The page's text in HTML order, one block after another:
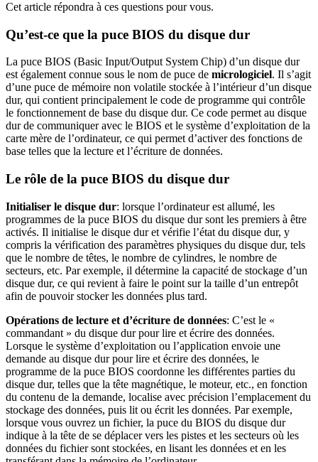
Cet article répondra à ces questions pour vous.
Qu’est-ce que la puce BIOS du disque dur
La puce BIOS (Basic Input/Output System Chip) d’un disque dur
est également connue sous le nom de puce de micrologiciel. Il s’agit
d’une puce de mémoire non volatile stockée à l’intérieur d’un disque
dur, qui contient principalement le code de programme qui contrôle
le fonctionnement de base du disque dur. Ce code permet au disque
dur de communiquer avec le BIOS et le système d’exploitation de la
carte mère de l’ordinateur, ce qui permet d’activer des fonctions de
base telles que la lecture et l’écriture de données.
Le rôle de la puce BIOS du disque dur
Initialiser le disque dur: lorsque l’ordinateur est allumé, les
programmes de la puce BIOS du disque dur sont les premiers à être
activés. Il initialise le disque dur et vérifie l’état du disque dur, y
compris la vérification des paramètres physiques du disque dur, tels
que le nombre de têtes, le nombre de cylindres, le nombre de
secteurs, etc. Par exemple, il détermine la capacité de stockage d’un
disque dur, ce qui revient à faire le point sur la taille d’un entrepôt
afin de pouvoir stocker les données plus tard.
Opérations de lecture et d’écriture de données: C’est le «
commandant » du disque dur pour lire et écrire des données.
Lorsque le système d’exploitation ou l’application envoie une
demande au disque dur pour lire et écrire des données, le
programme de la puce BIOS coordonne les différentes parties du
disque dur, telles que la tête magnétique, le moteur, etc., en fonction
du contenu de la demande, localise avec précision l’emplacement du
stockage des données, puis lit ou écrit les données. Par exemple,
lorsque vous ouvrez un fichier, la puce du BIOS du disque dur
indique à la tête de se déplacer vers les pistes et les secteurs où les
données du fichier sont stockées, en lisant les données et en les